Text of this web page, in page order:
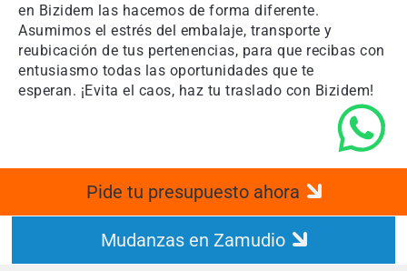
en Bizidem las hacemos de forma diferente.
Asumimos el estrés del embalaje, transporte y
reubicación de tus pertenencias, para que recibas con
entusiasmo todas las oportunidades que te
esperan. ¡Evita el caos, haz tu traslado con Bizidem!
Pide tu presupuesto ahora
Mudanzas en Zamudio